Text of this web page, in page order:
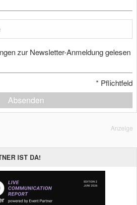
zur Newsletter-Anmeldung gelesen
* Pflichtfeld
Absenden
Anzeige
IST DA!